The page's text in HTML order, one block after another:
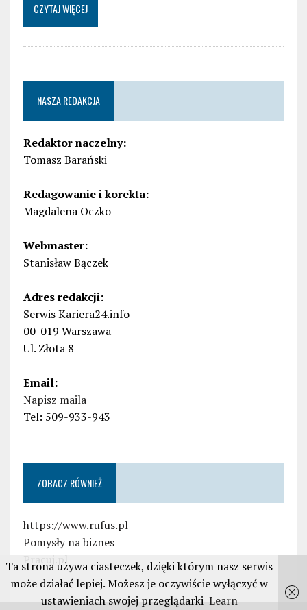
CZYTAJ WIĘCEJ
NASZA REDAKCJA
Redaktor naczelny:
Tomasz Barański
Redagowanie i korekta:
Magdalena Oczko
Webmaster:
Stanisław Bączek
Adres redakcji:
Serwis Kariera24.info
00-019 Warszawa
Ul. Złota 8
Email:
Napisz maila
Tel: 509-933-943
ZOBACZ RÓWNIEŻ
https://www.rufus.pl
Pomysły na biznes
Pracuj.pl
Ta strona używa ciasteczek, dzięki którym nasz serwis
może działać lepiej. Możesz je oczywiście wyłączyć w
ustawieniach swojej przeglądarki Learn